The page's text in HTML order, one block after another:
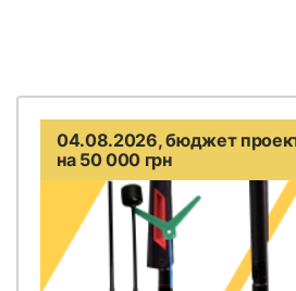
04.08.2026, бюджет
на 50 000 грн